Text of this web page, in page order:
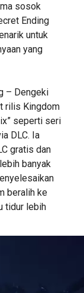
sosok
Ending
untuk
yang
– Dengeki
rilis Kingdom
seperti seri
DLC. Ia
gratis dan
banyak
beralih ke
tidur lebih